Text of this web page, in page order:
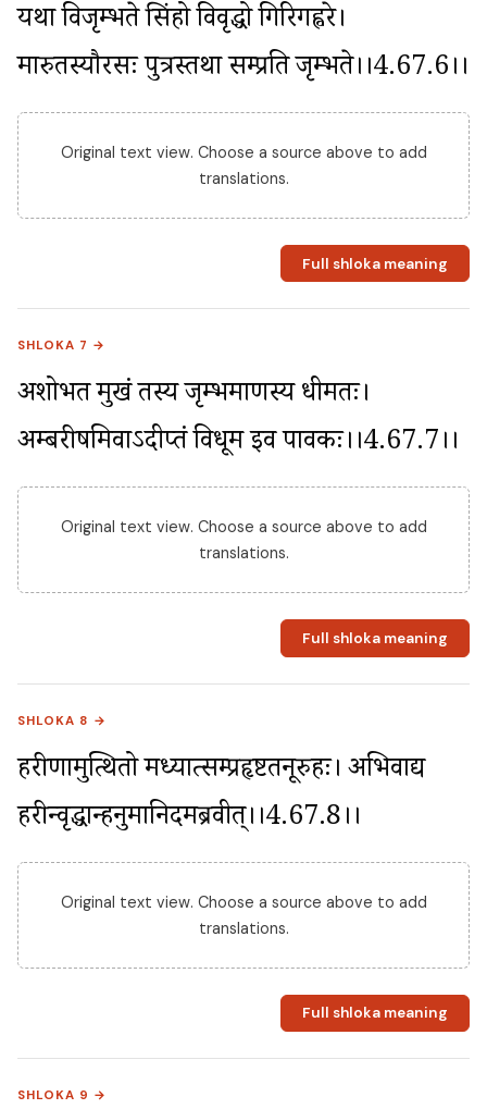
यथा विजृम्भते सिंहो विवृद्धो गिरिगह्वरे।
मारुतस्यौरसः पुत्रस्तथा सम्प्रति जृम्भते।।4.67.6।।
Original text view. Choose a source above to add
translations.
Full shloka meaning
SHLOKA 7 →
अशोभत मुखं तस्य जृम्भमाणस्य धीमतः।
अम्बरीषमिवाऽदीप्तं विधूम इव पावकः।।4.67.7।।
Original text view. Choose a source above to add
translations.
Full shloka meaning
SHLOKA 8 →
हरीणामुत्थितो मध्यात्सम्प्रहृष्टतनूरुहः। अभिवाद्य
हरीन्वृद्धान्हनुमानिदमब्रवीत्।।4.67.8।।
Original text view. Choose a source above to add
translations.
Full shloka meaning
SHLOKA 9 →